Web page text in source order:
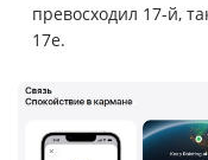
превосходил 17-й,
17e.